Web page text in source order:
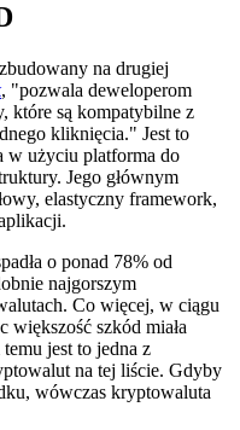
na drugiej
, "pozwala deweloperom
które są kompatybilne z
kliknięcia." Jest to
w użyciu platforma do
Jego głównym
elastyczny framework,
o ponad 78% od
najgorszym
Co więcej, w ciągu
większość szkód miała
jest to jedna z
na tej liście. Gdyby
wówczas kryptowaluta